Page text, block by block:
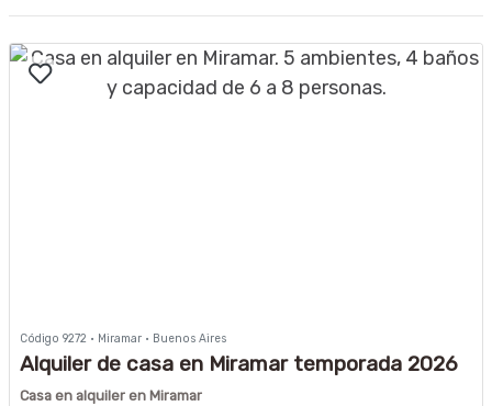
Código 9272 · Miramar · Buenos Aires
Alquiler de casa en Miramar temporada 2026
cerca de la playa
Casa en alquiler en Miramar